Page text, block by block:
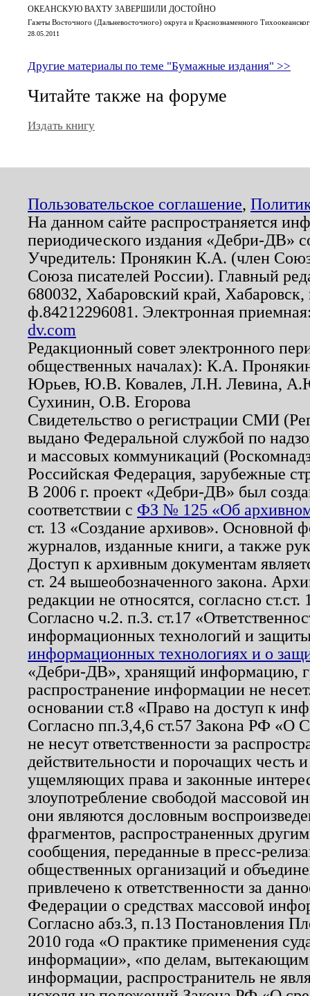
ОКЕАНСКУЮ ВАХТУ ЗАВЕРШИЛИ ДОСТОЙНО
Газеты Восточного (Дальневосточного) округа и Краснознаменного
28.05.2011
Другие материалы по теме "Бумажные издания" >>
Читайте также на форуме
Издать книгу
Пользовательское соглашение,
На данном сайте распространяется
периодического издания «Дебри-ДВ»
Учредитель: Пронякин К.А. (член
Союза писателей России). Главный
680032, Хабаровский край,
ф.84212296081. Электронная
dv.com
Редакционный совет электронного
общественных началах): К.А.
Юрьев, Ю.В. Ковалев, Л.Н. Левина,
Сухинин, О.В. Егорова
Свидетельство о регистрации СМИ
выдано Федеральной службой по
и массовых коммуникаций
Российская Федерация, зарубежные
В 2006 г. проект «Дебри-ДВ» был
соответствии с ФЗ № 125 «Об
ст. 13 «Создание архивов». Основной
журналов, изданные книги, а также
Доступ к архивным документам
ст. 24 вышеобозначенного закона.
редакции не относятся, согласно
Согласно ч.2. п.3. ст.17
информационных технологий и
информационных технологиях и о
«Дебри-ДВ», хранящий информацию,
распространение информации не
основании ст.8 «Право на доступ к
Согласно пп.3,4,6 ст.57 Закона РФ «О
не несут ответственности за
действительности и порочащих честь
ущемляющих права и законные
злоупотребление свободой массовой
они являются дословным
фрагментов, распространенных
сообщения, переданные в пресс-
общественных организаций и
привлечено к ответственности за
Федерации о средствах массовой
Согласно абз.3, п.13 Постановления
2010 года «О практике применения
информации», «по делам, вытекающим
информации, распространитель не